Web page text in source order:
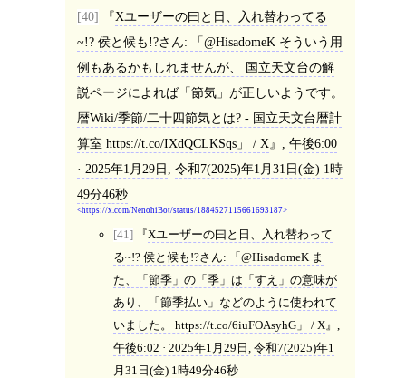
[40]
Xユーザーの曰と日、入れ替わってる
~!? 侯と候も!?さん: 「@HisadomeK そういう用
例もあるかもしれませんが、 国立天文台の解
説ページによれば「節気」が正しいようです。
暦Wiki/季節/二十四節気とは? - 国立天文台暦計
算室 https://t.co/IXdQCLKSqs」 / X
, 午後6:00
· 2025年1月29日, 令和7(2025)年1月31日(金) 1時
49分46秒
https://x.com/NenohiBot/status/1884527115661693187
[41]
Xユーザーの曰と日、入れ替わって
る~!? 侯と候も!?さん: 「@HisadomeK ま
た、「節季」の「季」は「すえ」の意味が
あり、「節季払い」などのように使われて
いました。 https://t.co/6iuFOAsyhG」 / X
午後6:02 · 2025年1月29日 令和7(2025)年1
月31日(金) 1時49分46秒